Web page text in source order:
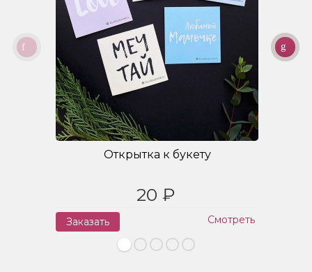
Открытка к букету
20 ₽
Заказать Смотреть